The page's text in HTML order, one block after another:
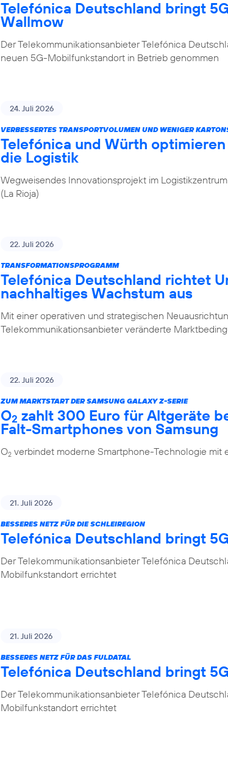
Telefónica Deutschland bringt
Wallmow
Der Telekommunikationsanbieter Telefónica
neuen 5G-Mobilfunkstandort in Betrieb genommen
24. Juli 2026
VERBESSERTES TRANSPORTVOLUMEN UND WENIGER
Telefónica und Würth
die Logistik
Wegweisendes Innovationsprojekt im
(La Rioja)
22. Juli 2026
TRANSFORMATIONSPROGRAMM
Telefónica Deutschland richtet
nachhaltiges Wachstum aus
Mit einer operativen und strategischen
Telekommunikationsanbieter veränderte
22. Juli 2026
ZUM MARKTSTART DER SAMSUNG GALAXY Z-SERIE
O2 zahlt 300 Euro für Altgeräte
Falt-Smartphones von Samsung
O2 verbindet moderne Smartphone-Technologie mit
21. Juli 2026
BESSERES NETZ FÜR DIE SCHLEIREGION
Telefónica Deutschland bringt
Der Telekommunikationsanbieter Telefónica
Mobilfunkstandort errichtet
21. Juli 2026
BESSERES NETZ FÜR DAS FULDATAL
Telefónica Deutschland bringt
Der Telekommunikationsanbieter Telefónica
Mobilfunkstandort errichtet